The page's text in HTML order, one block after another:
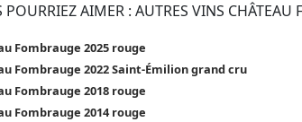
POURRIEZ AIMER : AUTRES VINS CHÂTEAU
Fombrauge 2025 rouge
Fombrauge 2022 Saint-Émilion grand cru
Fombrauge 2018 rouge
Fombrauge 2014 rouge